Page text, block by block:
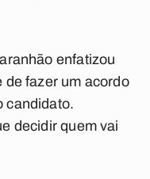
enfatizou
de fazer um acordo
candidato.
decidir quem vai